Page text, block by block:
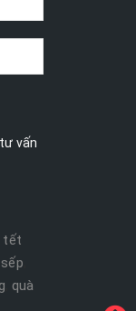
vấn
tết
quà